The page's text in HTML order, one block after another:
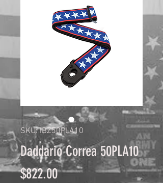
SKU: IBZ50PLA10
Daddario Correa 50PLA10
$822.00Precio